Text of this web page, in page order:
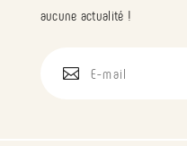
aucune actualité !